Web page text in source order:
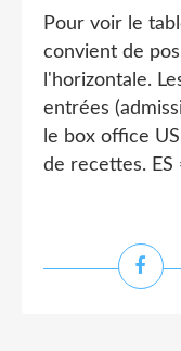
Pour voir le
convient de
l'horizontale.
entrées
le box office
de recettes. ES